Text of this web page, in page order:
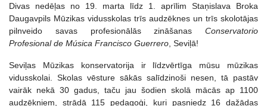
Divas nedēļas no 19. marta līdz 1. aprīlim Staņislava Broka
Daugavpils Mūzikas vidusskolas trīs audzēknes un trīs skolotājas
pilnveido savas profesionālās zināšanas Conservatorio
Profesional de Música Francisco Guerrero , Seviļā!
Seviļas Mūzikas konservatorija ir līdzvērtīga mūsu mūzikas
vidusskolai. Skolas vēsture sākās salīdzinoši nesen, tā pastāv
vairāk nekā 30 gadus, taču jau šodien skolā mācās ap 1100
audzēkņiem, strādā 115 pedagoģi, kuri pasniedz 16 dažādas